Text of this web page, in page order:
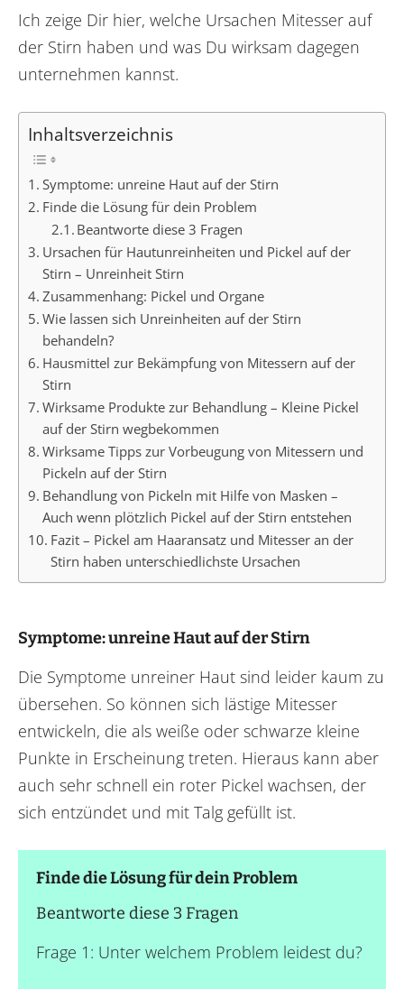
Ich zeige Dir hier, welche Ursachen Mitesser auf
der Stirn haben und was Du wirksam dagegen
unternehmen kannst.
Inhaltsverzeichnis
Symptome: unreine Haut auf der Stirn
Finde die Lösung für dein Problem
Beantworte diese 3 Fragen
Ursachen für Hautunreinheiten und Pickel auf der
Stirn – Unreinheit Stirn
Zusammenhang: Pickel und Organe
Wie lassen sich Unreinheiten auf der Stirn
behandeln?
Hausmittel zur Bekämpfung von Mitessern auf der
Stirn
Wirksame Produkte zur Behandlung – Kleine Pickel
auf der Stirn wegbekommen
Wirksame Tipps zur Vorbeugung von Mitessern und
Pickeln auf der Stirn
Behandlung von Pickeln mit Hilfe von Masken –
Auch wenn plötzlich Pickel auf der Stirn entstehen
Fazit – Pickel am Haaransatz und Mitesser an der
Stirn haben unterschiedlichste Ursachen
Symptome: unreine Haut auf der Stirn
Die Symptome unreiner Haut sind leider kaum zu
übersehen. So können sich lästige Mitesser
entwickeln, die als weiße oder schwarze kleine
Punkte in Erscheinung treten. Hieraus kann aber
auch sehr schnell ein roter Pickel wachsen, der
sich entzündet und mit Talg gefüllt ist.
Finde die Lösung für dein Problem
Beantworte diese 3 Fragen
Frage 1: Unter welchem Problem leidest du?